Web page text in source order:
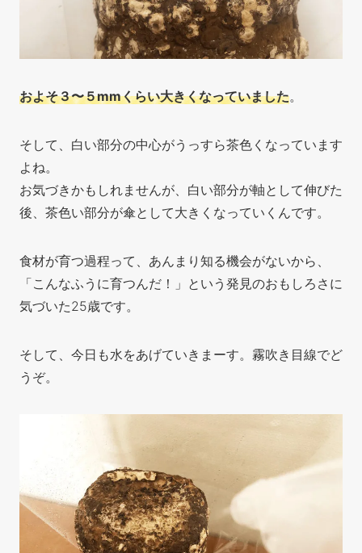
およそ３〜５mmくらい大きくなっていました。
そして、白い部分の中心がうっすら茶色くなっています
よね。
お気づきかもしれませんが、白い部分が軸として伸びた
後、茶色い部分が傘として大きくなっていくんです。
食材が育つ過程って、あんまり知る機会がないから、
「こんなふうに育つんだ！」という発見のおもしろさに
気づいた25歳です。
そして、今日も水をあげていきまーす。霧吹き目線でど
うぞ。